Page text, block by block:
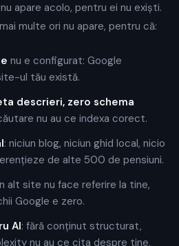
apare acolo, pentru ei nu exiști.
multe ori nu apare, pentru că:
nu e configurat: Google
ul tău există.
descrieri, zero schema
nu au ce indexa corect.
: niciun blog, niciun ghid local, nicio
de alte 500 de pensiuni.
alt site nu face referire la tine,
Google e zero.
AI: fără conținut structurat,
nu au ce cita despre tine.